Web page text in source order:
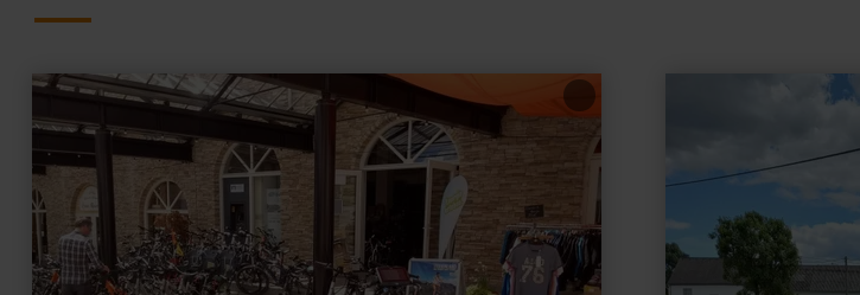
learn
about:
eifelRAD
Pedelec-
Vermietung